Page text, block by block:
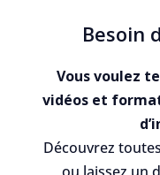
Besoin
Vous voulez
vidéos et
Découvrez